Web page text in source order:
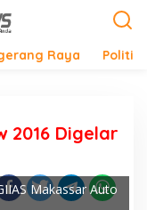
Raya Politik
2016 Digelar
Makassar Auto